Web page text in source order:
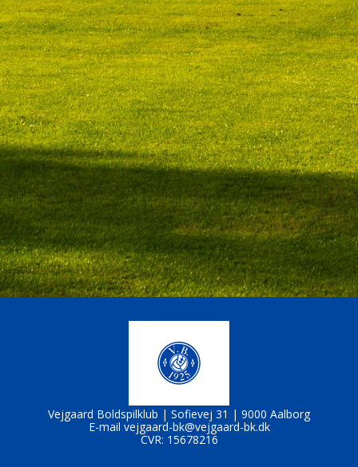
Vejgaard Boldspilklub | Sofievej 31 | 9000 Aalborg
E-mail vejgaard-bk@vejgaard-bk.dk
CVR: 15678216